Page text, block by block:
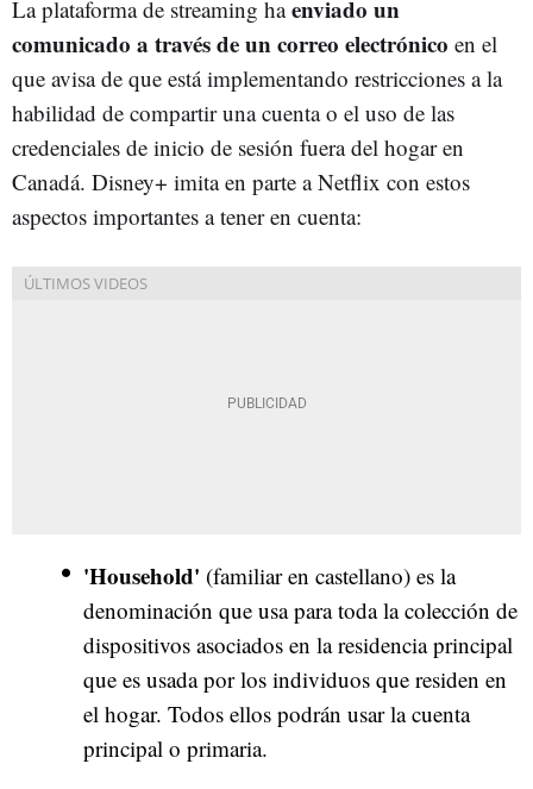
La plataforma de streaming haenviado un
comunicado a través de un correo electrónico en el
que avisa de que está implementando restricciones a la
habilidad de compartir una cuenta o el uso de las
credenciales de inicio de sesión fuera del hogar en
Canadá. Disney+ imita en parte a Netflix con estos
aspectos importantes a tener en cuenta:
'Household' (familiar en castellano) es la
denominación que usa para toda la colección de
dispositivos asociados en la residencia principal
que es usada por los individuos que residen en
el hogar. Todos ellos podrán usar la cuenta
principal o primaria.